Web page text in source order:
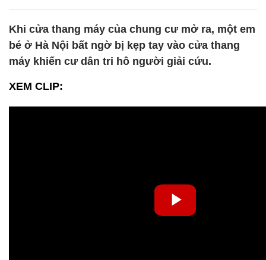
Khi cửa thang máy của chung cư mở ra, một em
bé ở Hà Nội bất ngờ bị kẹp tay vào cửa thang
máy khiến cư dân tri hô người giải cứu.
XEM CLIP: